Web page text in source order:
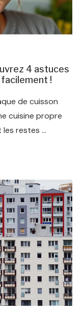
4 astuces
!
de cuisson
cuisine propre
les restes …